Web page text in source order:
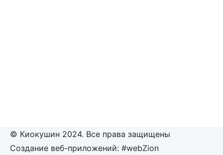
© Киокушин 2024. Все права защищены
Создание веб-приложений: #webZion